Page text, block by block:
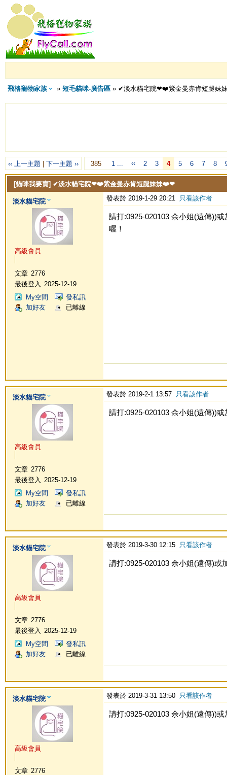
飛格寵物家族 » 短毛貓咪-廣告區» ✔淡水貓宅院❤❤️紫金曼赤肯短腿妹
‹‹ 上一主題 下一主題 ›› 385 1 ... ‹‹ 2 3 4 5 6 7 8
[貓咪我要賣] ✔淡水貓宅院❤❤️紫金曼赤肯短腿妹妹❤️❤
淡水貓宅院
高級會員
文章 2776
最後登入
2025-12-19
My空間
發私訊
加好友
已離線
發表於 2019-1-29 20:21 只看該作者
請打:0925-020103 余小姐(遠傳))
喔！
淡水貓宅院
高級會員
文章 2776
最後登入
2025-12-19
My空間
發私訊
加好友
已離線
發表於 2019-2-1 13:57 只看該作者
請打:0925-020103 余小姐(遠傳))
淡水貓宅院
高級會員
文章 2776
最後登入
2025-12-19
My空間
發私訊
加好友
已離線
發表於 2019-3-30 12:15 只看該作者
請打:0925-020103 余小姐(遠傳)或
淡水貓宅院
高級會員
文章 2776
發表於 2019-3-31 13:50 只看該作者
請打:0925-020103 余小姐(遠傳))